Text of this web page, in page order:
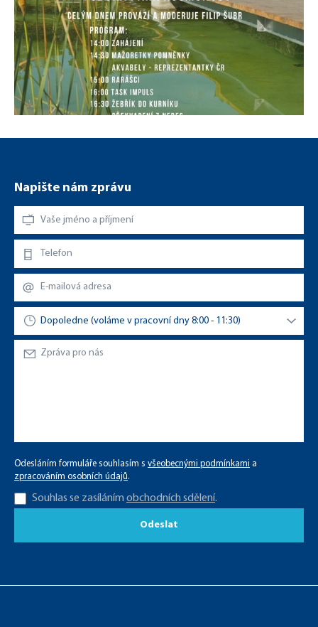
Napište nám zprávu
Odesláním formuláře souhlasím s všeobecnými podmínkami a
zpracováním osobních údajů.
Souhlas se zasíláním obchodních sdělení.
Odeslat